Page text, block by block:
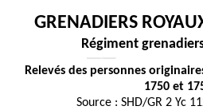
GRENADIERS
Régiment
Relevés des personnes
1750 et
Source : SHD/GR 2 Yc